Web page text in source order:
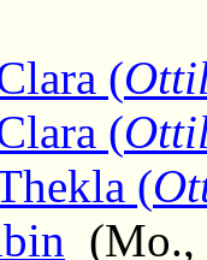
(
(
(
(Mo.,